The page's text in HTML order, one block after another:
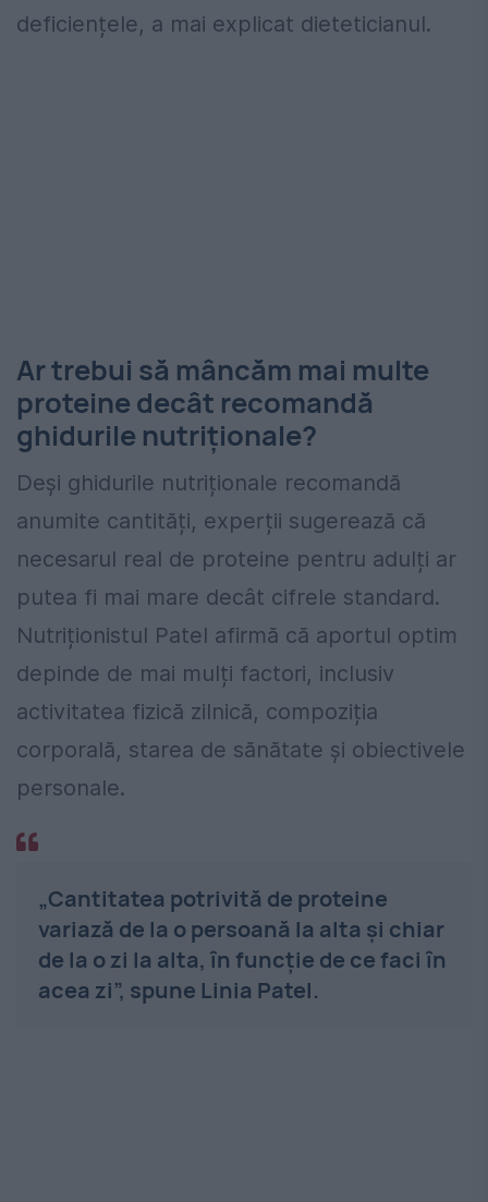
deficiențele, a mai explicat dieteticianul.
Ar trebui să mâncăm mai multe
proteine decât recomandă
ghidurile nutriționale?
Deși ghidurile nutriționale recomandă
anumite cantități, experții sugerează că
necesarul real de proteine pentru adulți ar
putea fi mai mare decât cifrele standard.
Nutriționistul Patel afirmă că aportul optim
depinde de mai mulți factori, inclusiv
activitatea fizică zilnică, compoziția
corporală, starea de sănătate și obiectivele
personale.
„Cantitatea potrivită de proteine
variază de la o persoană la alta și chiar
de la o zi la alta, în funcție de ce faci în
acea zi”, spune Linia Patel.